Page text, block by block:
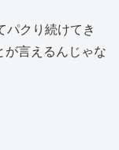
パクり続けてき
言えるんじゃな